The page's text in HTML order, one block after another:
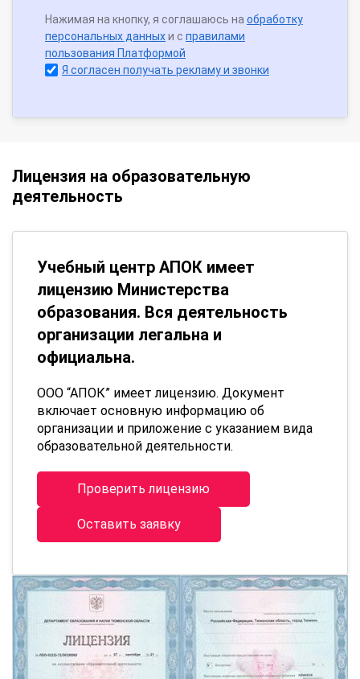
Нажимая на кнопку, я соглашаюсь на обработку
персональных данныхи с правилами
пользования Платформой
Я согласен получать рекламу и звонки
Лицензия на образовательную
деятельность
Учебный центр АПОК имеет
лицензию Министерства
образования. Вся деятельность
организации легальна и
официальна.
ООО “АПОК” имеет лицензию. Документ
включает основную информацию об
организации и приложение с указанием вида
образовательной деятельности.
Проверить лицензию
Оставить заявку